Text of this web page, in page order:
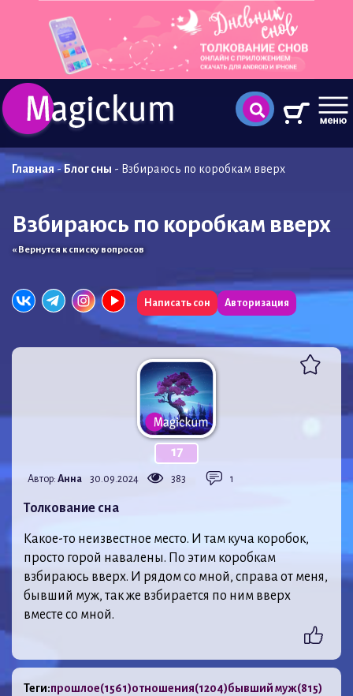
Главная-Блог сны - Взбираюсь по коробкам вверх
Взбираюсь по коробкам вверх
« Вернутся к списку вопросов
Написать сон Авторизация
17
Автор: Анна 30.09.2024 383 1
Толкование сна
Какое-то неизвестное место. И там куча коробок,
просто горой навалены. По этим коробкам
взбираюсь вверх. И рядом со мной, справа от меня,
бывший муж, так же взбирается по ним вверх
вместе со мной.
Теги:прошлое(1561)отношения(1204)бывший муж(815)